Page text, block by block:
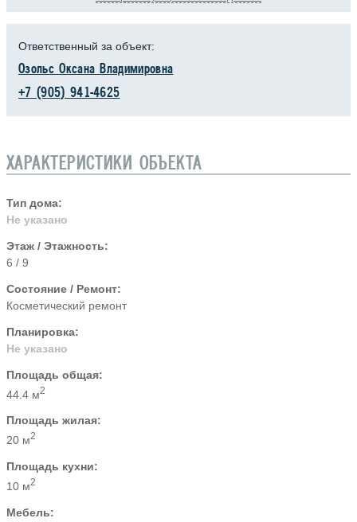
Ответственный за объект:
Озольс Оксана Владимировна
+7 (905) 941-4625
ХАРАКТЕРИСТИКИ ОБЪЕКТА
Тип дома:
Не указано
Этаж / Этажность:
6 / 9
Состояние / Ремонт:
Косметический ремонт
Планировка:
Не указано
Площадь общая:
44.4 м2
Площадь жилая:
20 м2
Площадь кухни:
10 м2
Мебель: